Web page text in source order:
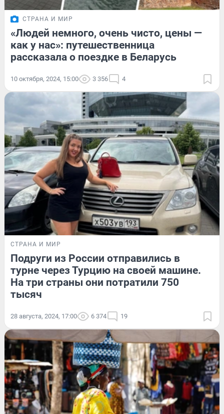
СТРАНА И МИР
«Людей немного, очень чисто, цены —
как у нас»: путешественница
рассказала о поездке в Беларусь
10 октября, 2024, 15:00 3 356 4
СТРАНА И МИР
Подруги из России отправились в
турне через Турцию на своей машине.
На три страны они потратили 750
тысяч
28 августа, 2024, 17:00 6 374 19